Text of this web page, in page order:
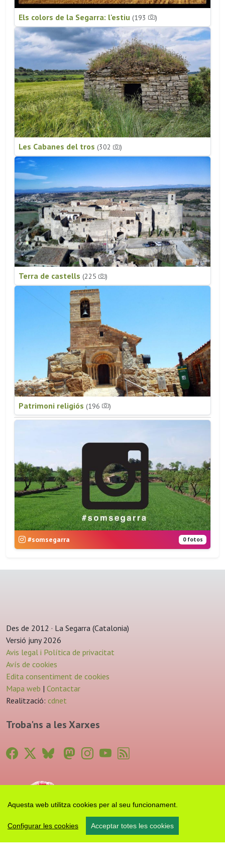
Aquesta web utilitza cookies per al seu funcionament.
Configurar les cookies Acceptar totes les cookies
Els colors de la Segarra: l'estiu (193 )
Les Cabanes del tros (302 )
Terra de castells (225 )
Patrimoni religiós (196 )
#somsegarra 0 fotos
Des de 2012 · La Segarra (Catalonia)
Versió juny 2026
Avis legal i Política de privacitat
Avís de cookies
Edita consentiment de cookies
Mapa web | Contactar
Realització: cdnet
Troba'ns a les Xarxes